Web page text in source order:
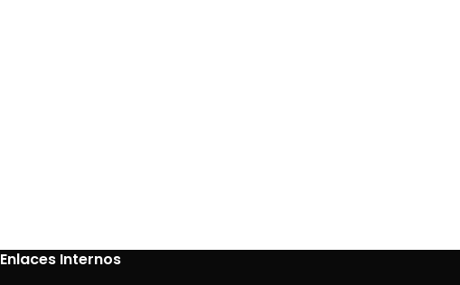
Enlaces Internos